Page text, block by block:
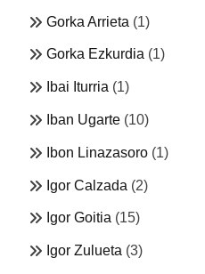
Gorka Arrieta (1)
Gorka Ezkurdia (1)
Ibai Iturria (1)
Iban Ugarte (10)
Ibon Linazasoro (1)
Igor Calzada (2)
Igor Goitia (15)
Igor Zulueta (3)